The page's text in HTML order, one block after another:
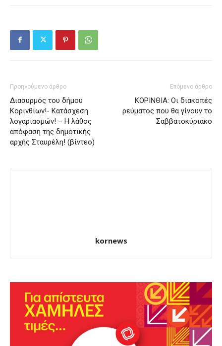
Προηγούμενο άρθρο
Διασυρμός του δήμου
Κορινθίων!- Κατάσχεση
λογαριασμών! – Η λάθος
απόφαση της δημοτικής
αρχής Σταυρέλη! (βίντεο)
Επόμενο άρθρο
ΚΟΡΙΝΘΙΑ: Οι διακοπές
ρεύματος που θα γίνουν το
Σαββατοκύριακο
kornews